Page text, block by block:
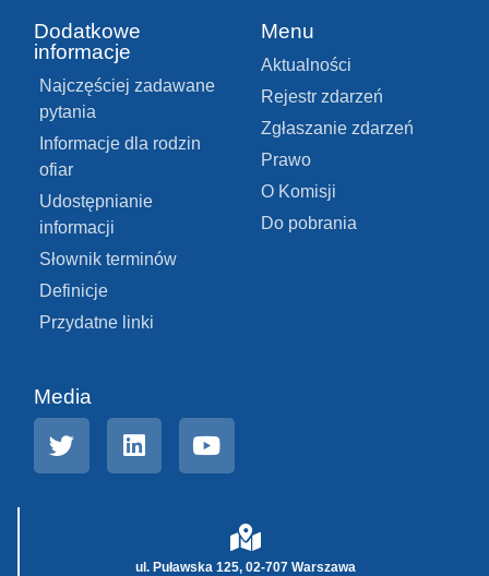
Dodatkowe
informacje
Najczęściej zadawane
pytania
Informacje dla rodzin
ofiar
Udostępnianie
informacji
Słownik terminów
Definicje
Przydatne linki
Menu
Aktualności
Rejestr zdarzeń
Zgłaszanie zdarzeń
Prawo
O Komisji
Do pobrania
Media
ul. Puławska 125, 02-707 Warszawa